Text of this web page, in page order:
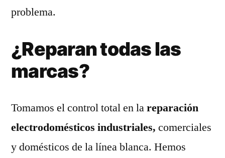
problema.
¿Reparan todas las
marcas?
Tomamos el control total en lareparación
electrodomésticos industriales, comerciales
y domésticos de la línea blanca. Hemos